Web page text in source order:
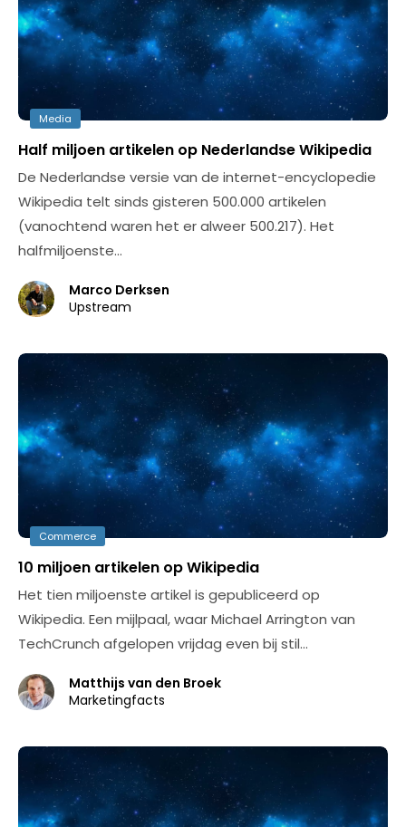
Media
Half miljoen artikelen op Nederlandse Wikipedia
De Nederlandse versie van de internet-encyclopedie
Wikipedia telt sinds gisteren 500.000 artikelen
(vanochtend waren het er alweer 500.217). Het
halfmiljoenste…
Marco Derksen
Upstream
Commerce
10 miljoen artikelen op Wikipedia
Het tien miljoenste artikel is gepubliceerd op
Wikipedia. Een mijlpaal, waar Michael Arrington van
TechCrunch afgelopen vrijdag even bij stil…
Matthijs van den Broek
Marketingfacts